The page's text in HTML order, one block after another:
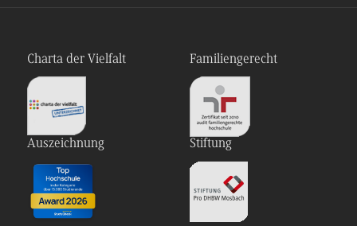
Charta der Vielfalt Familiengerecht
Auszeichnung Stiftung